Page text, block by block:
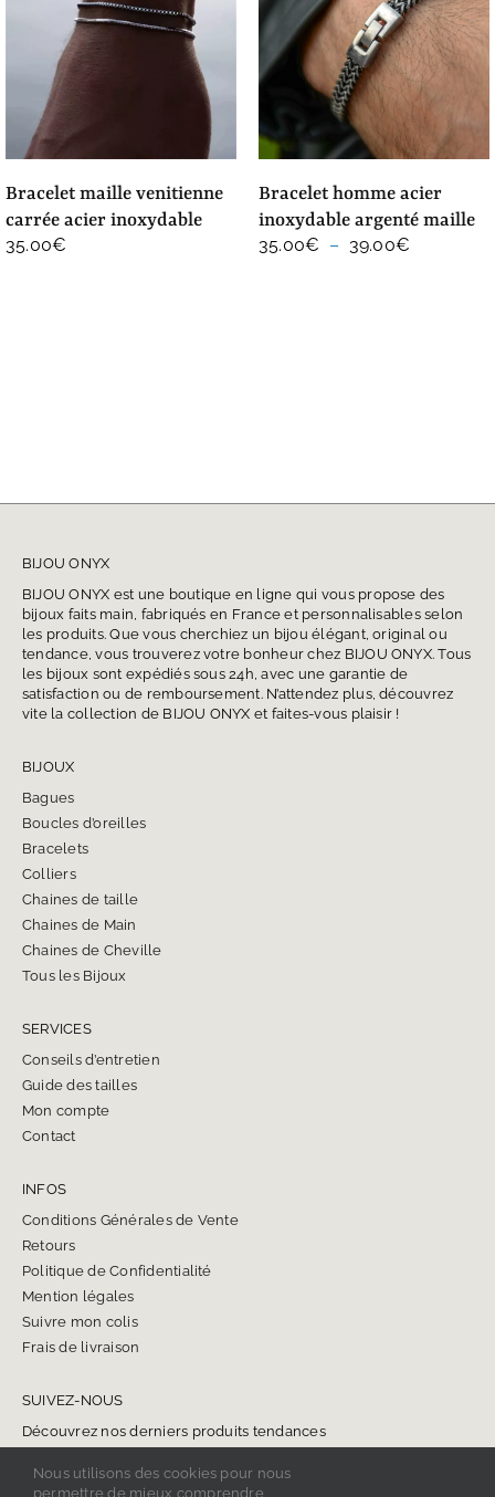
bracelet maille venitienne
carrée acier inoxydable
35.00€
bracelet homme acier
inoxydable argenté maille
35.00€ – 39.00€
BIJOU ONYX
BIJOU ONYX est une boutique en ligne qui vous propose des
bijoux faits main, fabriqués en France et personnalisables selon
les produits. Que vous cherchiez un bijou élégant, original ou
tendance, vous trouverez votre bonheur chez BIJOU ONYX. Tous
les bijoux sont expédiés sous 24h, avec une garantie de
satisfaction ou de remboursement. N’attendez plus, découvrez
vite la collection de BIJOU ONYX et faites-vous plaisir !
BIJOUX
Bagues
Boucles d’oreilles
Bracelets
Colliers
Chaines de taille
Chaines de Main
Chaines de Cheville
Tous les Bijoux
SERVICES
Conseils d’entretien
Guide des tailles
Mon compte
Contact
INFOS
Conditions Générales de Vente
Retours
Politique de Confidentialité
Mention légales
Suivre mon colis
Frais de livraison
SUIVEZ-NOUS
Découvrez nos derniers produits tendances
Nous utilisons des cookies pour nous
permettre de mieux comprendre